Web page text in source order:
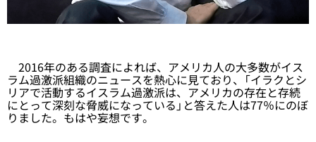
2016年のある調査によれば、アメリカ人の大多数がイス
ラム過激派組織のニュースを熱心に見ており、「イラクとシ
リアで活動するイスラム過激派は、アメリカの存在と存続
にとって深刻な脅威になっている」と答えた人は77％にのぼ
りました。もはや妄想です。